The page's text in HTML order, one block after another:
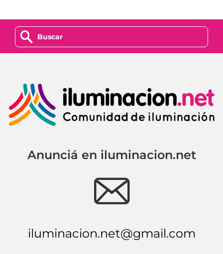
z
Anunciá en iluminacion.net
e
iluminacion.net@gmail.com